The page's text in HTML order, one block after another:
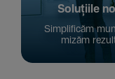
Solu­țiile
Simpli­ficăm
mizăm